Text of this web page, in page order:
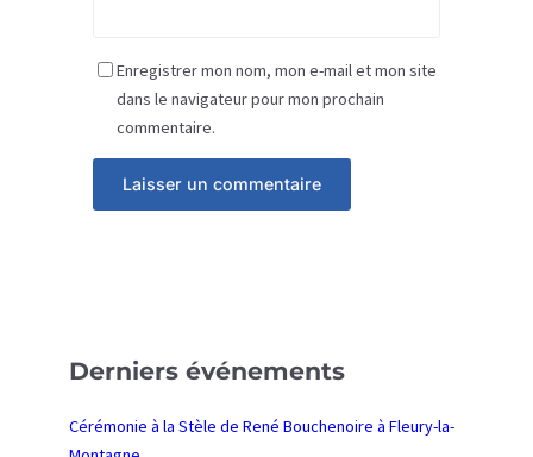
Enregistrer mon nom, mon e-mail et mon site
dans le navigateur pour mon prochain
commentaire.
Derniers événements
Cérémonie à la Stèle de René Bouchenoire à Fleury-la-